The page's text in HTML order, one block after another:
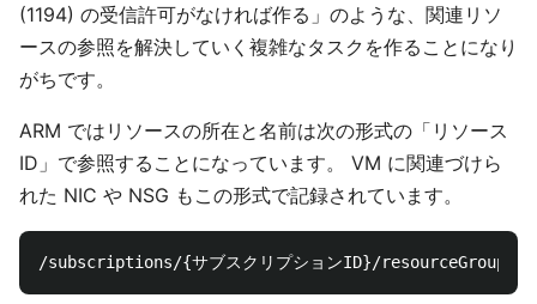
(1194) の受信許可がなければ作る」のような、関連リソ
ースの参照を解決していく複雑なタスクを作ることになり
がちです。
ARM ではリソースの所在と名前は次の形式の「リソース
ID」で参照することになっています。 VM に関連づけら
れた NIC や NSG もこの形式で記録されています。